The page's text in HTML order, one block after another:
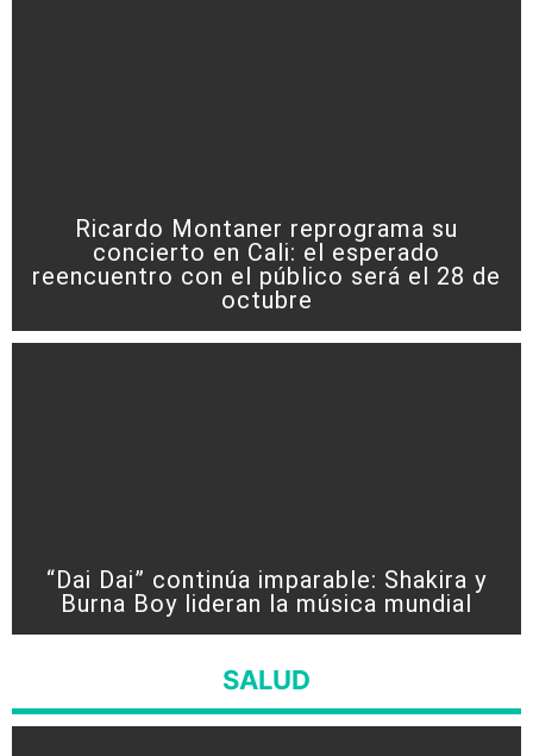
Ricardo Montaner reprograma su
concierto en Cali: el esperado
reencuentro con el público será el 28 de
octubre
“Dai Dai” continúa imparable: Shakira y
Burna Boy lideran la música mundial
SALUD